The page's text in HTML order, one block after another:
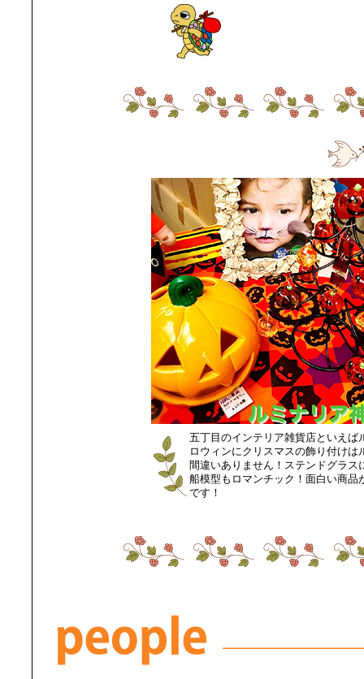
五丁目のインテリア雑貨店といえば
ロウィンにクリスマスの飾り付けは
間違いありません！ステンドグラス
船模型もロマンチック！面白い商品
です！